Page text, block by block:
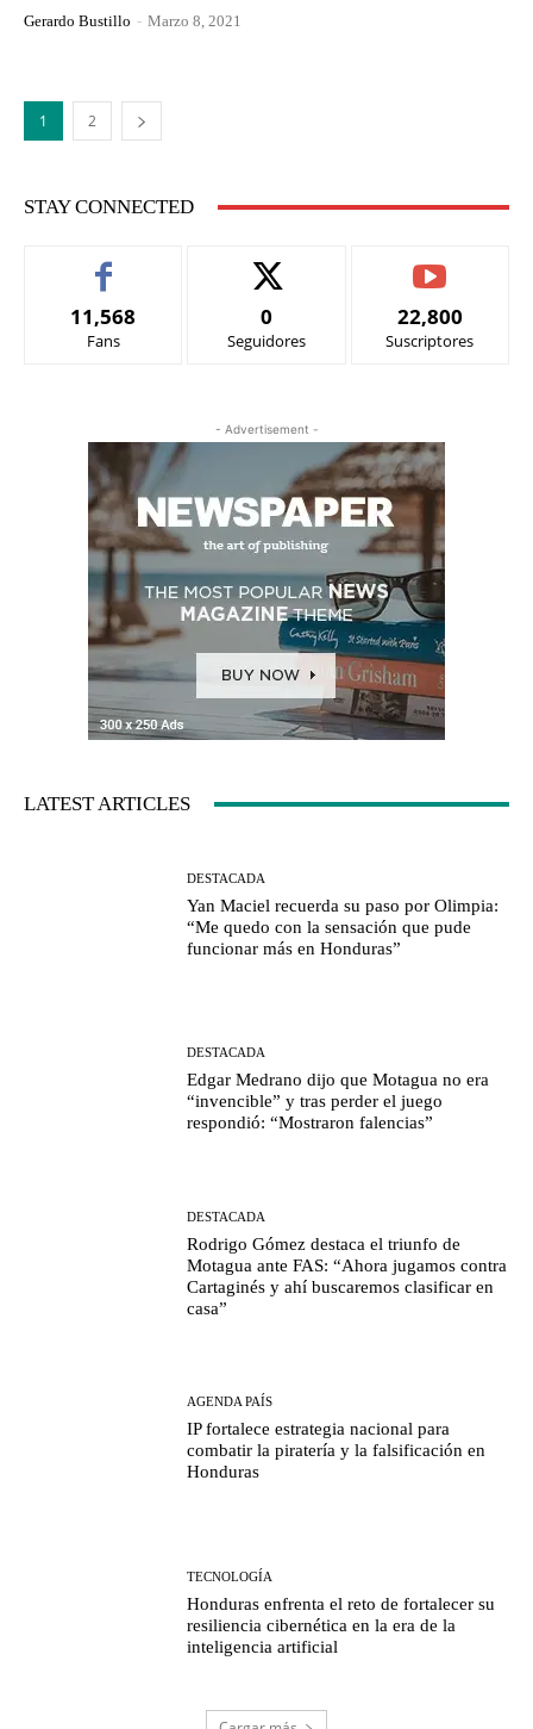
Gerardo Bustillo - Marzo 8, 2021
1 2
STAY CONNECTED
11,568
Fans
0
Seguidores
22,800
Suscriptores
- Advertisement -
LATEST ARTICLES
DESTACADA
Yan Maciel recuerda su paso por Olimpia:
“Me quedo con la sensación que pude
funcionar más en Honduras”
DESTACADA
Edgar Medrano dijo que Motagua no era
“invencible” y tras perder el juego
respondió: “Mostraron falencias”
DESTACADA
Rodrigo Gómez destaca el triunfo de
Motagua ante FAS: “Ahora jugamos contra
Cartaginés y ahí buscaremos clasificar en
casa”
AGENDA PAÍS
IP fortalece estrategia nacional para
combatir la piratería y la falsificación en
Honduras
TECNOLOGÍA
Honduras enfrenta el reto de fortalecer su
resiliencia cibernética en la era de la
inteligencia artificial